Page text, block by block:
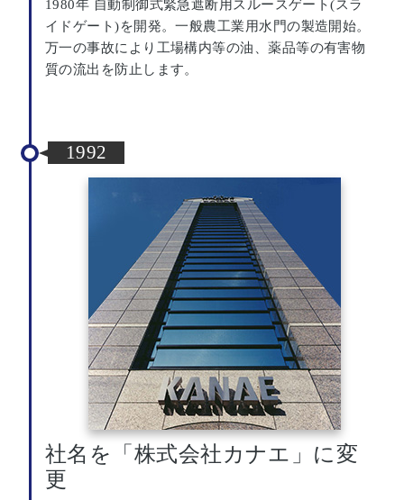
1980年 自動制御式緊急遮断用スルースゲート(スラ
イドゲート)を開発。一般農工業用水門の製造開始。
万一の事故により工場構内等の油、薬品等の有害物
質の流出を防止します。
1992
社名を「株式会社カナエ」に変
更